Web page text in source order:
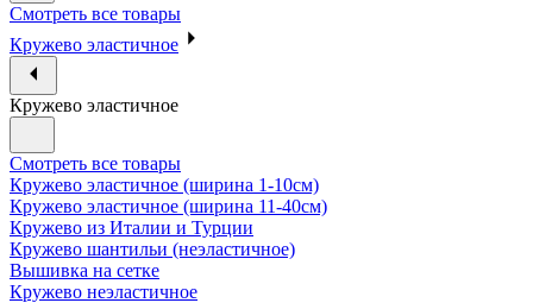
Смотреть все товары
Кружево эластичное
Кружево эластичное
Смотреть все товары
Кружево эластичное (ширина 1-10см)
Кружево эластичное (ширина 11-40см)
Кружево из Италии и Турции
Кружево шантильи (неэластичное)
Вышивка на сетке
Кружево неэластичное